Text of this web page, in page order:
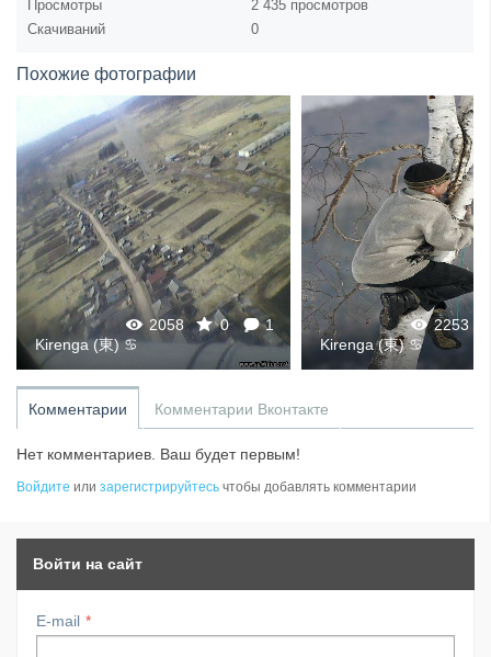
Просмотры
2 435 просмотров
Скачиваний
0
Похожие фотографии
2058 0
1
Kirenga (東) ♋
2253
Kirenga (東) ♋
Комментарии Комментарии Вконтакте
Нет комментариев. Ваш будет первым!
Войдите или зарегистрируйтесь чтобы добавлять комментарии
Войти на сайт
E-mail